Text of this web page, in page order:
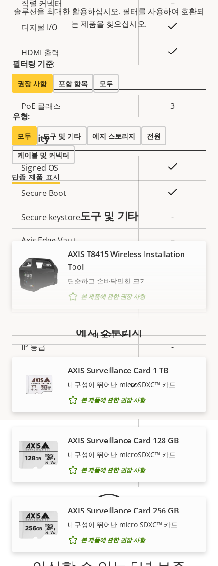
설
명
값
직렬 커넥터 –
디지털 I/O
HDMI 출력
Network
속
성
설
명
속
성
값
PoE 클래스 3
Security
속
성
설
명
속
성
값
Signed OS
Secure Boot
Secure keystore -
Axis Edge Vault –
General
명
값
메모리 카드 슬롯 수
IP 등급 -
내장 가속도계
성
설
명
성
값
전원(평균) -
솔루션을 최대한 활용하십시오. 필터를 사용하여 호환되
는 제품을 찾으십시오.
필터링 기준:
권장 사항 포함 항목 모두
유형:
모두 도구 및 기타 에지 스토리지 전원
케이블 및 커넥터
단종 제품 표시
더 보기
도구 및 기타
AXIS T8415 Wireless Installation
Tool
단순하고 손바닥만한 크기
본 제품에 관한 권장 사항
에지 스토리지
AXIS Surveillance Card 1 TB
내구성이 뛰어난 microSDXC™ 카드
본 제품에 관한 권장 사항
AXIS Surveillance Card 128 GB
내구성이 뛰어난 microSDXC™ 카드
본 제품에 관한 권장 사항
AXIS Surveillance Card 256 GB
내구성이 뛰어난 micro SDXC™ 카드
본 제품에 관한 권장 사항
단종 제품 표시
보증